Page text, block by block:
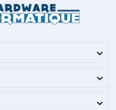


